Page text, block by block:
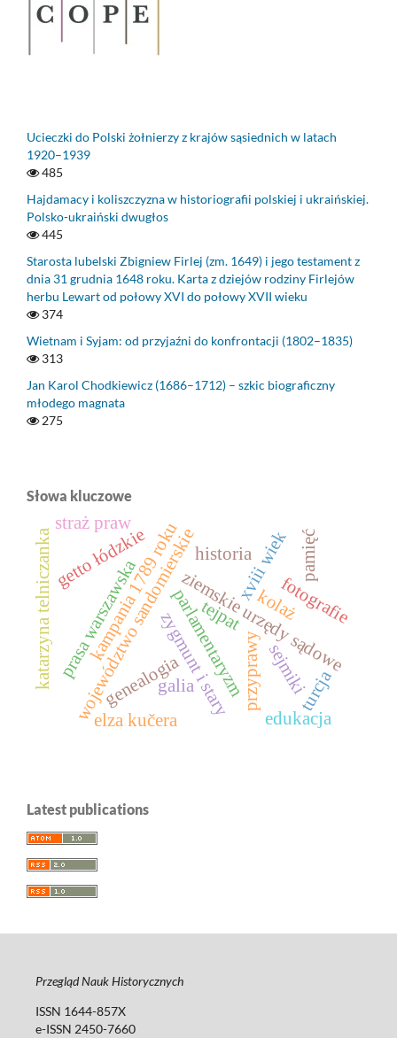
Ucieczki do Polski żołnierzy z krajów sąsiednich w latach
1920–1939
485
Hajdamacy i koliszczyzna w historiografii polskiej i ukraińskiej.
Polsko-ukraiński dwugłos
445
Starosta lubelski Zbigniew Firlej (zm. 1649) i jego testament z
dnia 31 grudnia 1648 roku. Karta z dziejów rodziny Firlejów
herbu Lewart od połowy XVI do połowy XVII wieku
374
Wietnam i Syjam: od przyjaźni do konfrontacji (1802–1835)
313
Jan Karol Chodkiewicz (1686–1712) – szkic biograficzny
młodego magnata
275
Słowa kluczowe
województwo sandomierskieziemskie urzędy sądowe
sejmiki
parlamentaryzm
kampania 1789 roku
prasa warszawska xviii wiek
zygmunt i stary
katarzyna telniczanka genealogia
historia
galia przyprawy
tejpat kolaż
getto łódzkie
fotografie
turcja
pamięć
elza kučera
straż praw
edukacja
Latest publications
Przegląd Nauk Historycznych
ISSN 1644-857X
e-ISSN 2450-7660